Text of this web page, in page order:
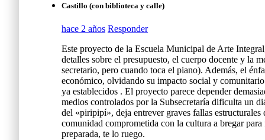
Castillo (con biblioteca y calle)
hace 2 años Responder
Este proyecto de la Escuela Municipal de Arte
detalles sobre el presupuesto, el cuerpo docente y la
secretario, pero cuando toca el piano). Además, el
económico, olvidando su impacto social y
ya establecidos . El proyecto parece depender
medios controlados por la Subsecretaría dificulta un
del «piripipí», deja entrever graves fallas
comunidad comprometida con la cultura a bregar
preparada, te lo ruego.